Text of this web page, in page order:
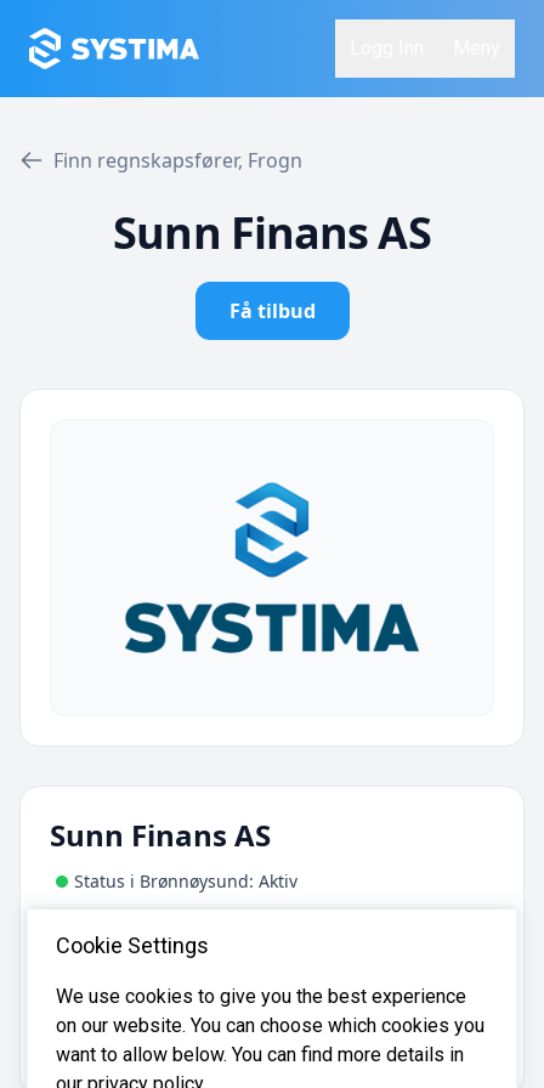
Finn regnskapsfører, Frogn
Sunn Finans AS
Få tilbud
Sunn Finans AS
Status i Brønnøysund: Aktiv
Grenåveien 22, 1447 Drøbak
Sunn Finans AS er registrert iBrønnøysundregistrene
med organisasjonsnummer934495624.
Cookie Settings
We use cookies to give you the best experience
on our website. You can choose which cookies you
want to allow below. You can find more details in